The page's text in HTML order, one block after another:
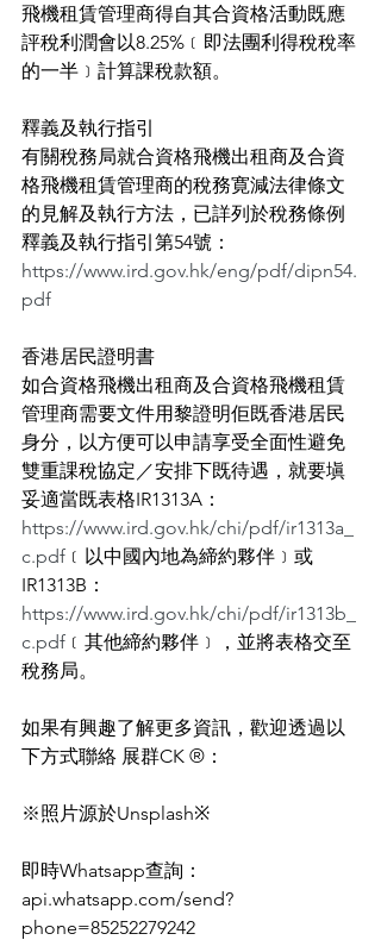
飛機租賃管理商得自其合資格活動既應
評稅利潤會以8.25%﹝即法團利得稅稅率
的一半﹞計算課稅款額。
釋義及執行指引
有關稅務局就合資格飛機出租商及合資
格飛機租賃管理商的稅務寛減法律條文
的見解及執行方法，已詳列於稅務條例
釋義及執行指引第54號：
https://www.ird.gov.hk/eng/pdf/dipn54.
pdf
香港居民證明書
如合資格飛機出租商及合資格飛機租賃
管理商需要文件用黎證明佢既香港居民
身分，以方便可以申請享受全面性避免
雙重課稅協定／安排下既待遇，就要塡
妥適當既表格IR1313A：
https://www.ird.gov.hk/chi/pdf/ir1313a_
c.pdf ﹝以中國內地為締約夥伴﹞或
IR1313B：
https://www.ird.gov.hk/chi/pdf/ir1313b_
c.pdf ﹝其他締約夥伴﹞，並將表格交至
稅務局。
如果有興趣了解更多資訊，歡迎透過以
下方式聯絡 展群CK ®：
※照片源於Unsplash※
即時Whatsapp查詢：
api.whatsapp.com/send?
phone=85252279242